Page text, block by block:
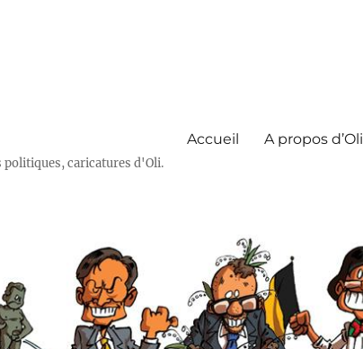
caricatures d'Oli.
Accueil A propos d’Oli